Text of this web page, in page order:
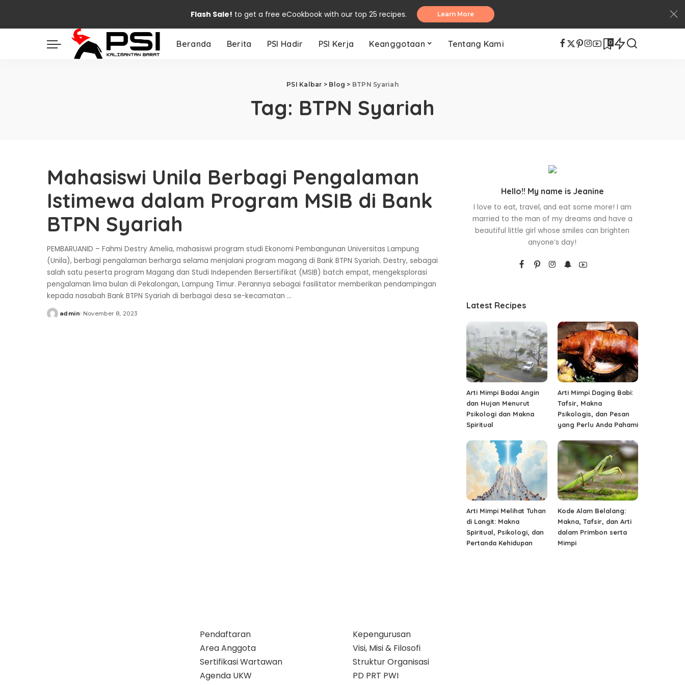
Flash Sale! to get a free eCookbook with our top 25 recipes. Learn More
Beranda Berita PSI Hadir PSI Kerja Keanggotaan Tentang Kami 0
PSI Kalbar > Blog > BTPN Syariah
Tag: BTPN Syariah
Mahasiswi Unila Berbagi Pengalaman
Istimewa dalam Program MSIB di Bank
BTPN Syariah
PEMBARUANID – Fahmi Destry Amelia, mahasiswi program studi Ekonomi Pembangunan Universitas Lampung
(Unila), berbagi pengalaman berharga selama menjalani program magang di Bank BTPN Syariah. Destry, sebagai
salah satu peserta program Magang dan Studi Independen Bersertifikat (MSIB) batch empat, mengeksplorasi
pengalaman lima bulan di Pekalongan, Lampung Timur. Perannya sebagai fasilitator memberikan pendampingan
kepada nasabah Bank BTPN Syariah di berbagai desa se-kecamatan ...
Posted
admin November 8, 2023
Hello!! My name is Jeanine
I love to eat, travel, and eat some more! I am
married to the man of my dreams and have a
beautiful little girl whose smiles can brighten
anyone’s day!
Latest Recipes
Arti Mimpi Badai Angin
dan Hujan Menurut
Psikologi dan Makna
Spiritual
Arti Mimpi Daging Babi:
Tafsir, Makna
Psikologis, dan Pesan
yang Perlu Anda Pahami
Arti Mimpi Melihat Tuhan
di Langit: Makna
Spiritual, Psikologi, dan
Pertanda Kehidupan
Kode Alam Belalang:
Makna, Tafsir, dan Arti
dalam Primbon serta
Mimpi
Pendaftaran
Area Anggota
Sertifikasi Wartawan
Agenda UKW
Kepengurusan
Visi, Misi & Filosofi
Struktur Organisasi
PD PRT PWI